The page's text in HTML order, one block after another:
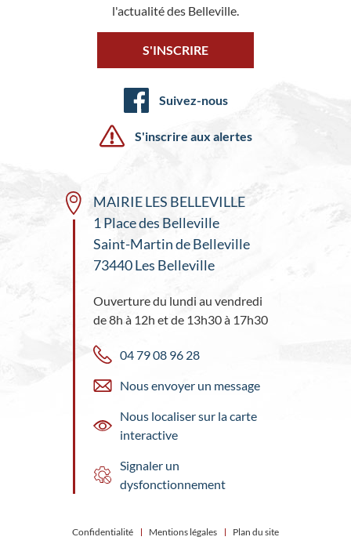
l'actualité des Belleville.
S'INSCRIRE
Suivez-nous
S'inscrire aux alertes
MAIRIE LES BELLEVILLE
1 Place des Belleville
Saint-Martin de Belleville
73440 Les Belleville
Ouverture du lundi au vendredi
de 8h à 12h et de 13h30 à 17h30
04 79 08 96 28
Nous envoyer un message
Nous localiser sur la carte
interactive
Signaler un
dysfonctionnement
Confidentialité Mentions légales Plan du site